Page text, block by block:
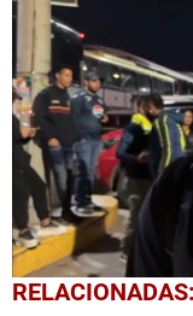
0
seconds
RELACIONADAS: